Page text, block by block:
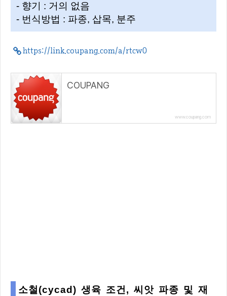
- 향기 : 거의 없음
- 번식방법 : 파종, 삽목, 분주
https://link.coupang.com/a/rtcw0
COUPANG
www.coupang.com
소철(cycad) 생육 조건, 씨앗 파종 및 재